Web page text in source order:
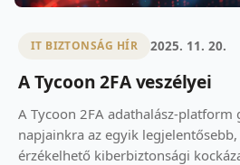
IT BIZTONSÁG HÍR 2025. 11. 20.
A Tycoon 2FA veszélyei
A Tycoon 2FA adathalász-platform
napjainkra az egyik
érzékelhető kiberbiztonsági